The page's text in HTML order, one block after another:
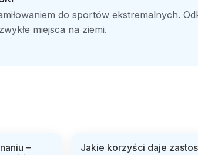
do sportów ekstremalnych.
miejsca na ziemi.
–
Jakie korzyści daje